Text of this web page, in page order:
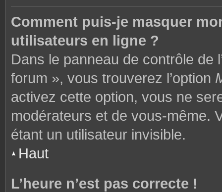
Comment puis-je masquer
utilisateurs en ligne ?
Dans le panneau de contrôle de
forum », vous trouverez l’option
activez cette option, vous ne
modérateurs et de vous-même.
étant un utilisateur invisible.
Haut
L’heure n’est pas correcte !